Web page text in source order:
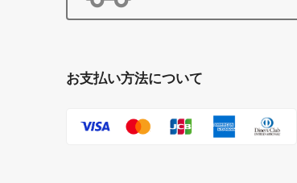
お支払い方法について